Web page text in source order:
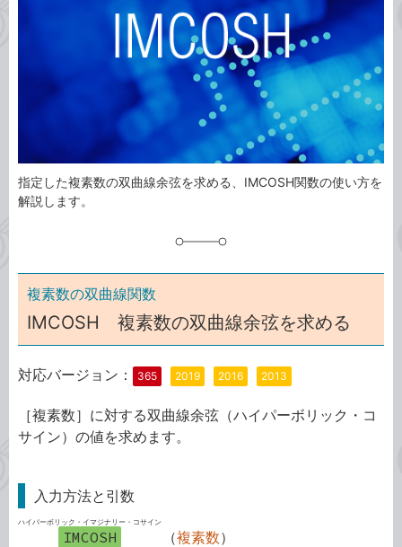
指定した複素数の双曲線余弦を求める、IMCOSH関数の使い方を
解説します。
複素数の双曲線関数
IMCOSH 複素数の双曲線余弦を求める
対応バージョン： 365 2019 2016 2013
［複素数］に対する双曲線余弦（ハイパーボリック・コ
サイン）の値を求めます。
入力方法と引数
IMCOSH
ハイパーボリック・イマジナリー・コサイン
（複素数）